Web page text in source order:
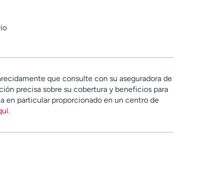
que consulte con su aseguradora de
precisa sobre su cobertura y beneficios para
en particular proporcionado en un centro de
.